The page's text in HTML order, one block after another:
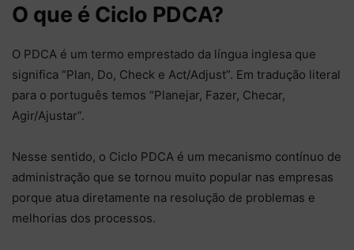
O que é Ciclo PDCA?
O PDCA é um termo emprestado da língua inglesa que
significa “Plan, Do, Check e Act/Adjust”. Em tradução literal
para o português temos “Planejar, Fazer, Checar,
Agir/Ajustar”.
Nesse sentido, o Ciclo PDCA é um mecanismo contínuo de
administração que se tornou muito popular nas empresas
porque atua diretamente na resolução de problemas e
melhorias dos processos.